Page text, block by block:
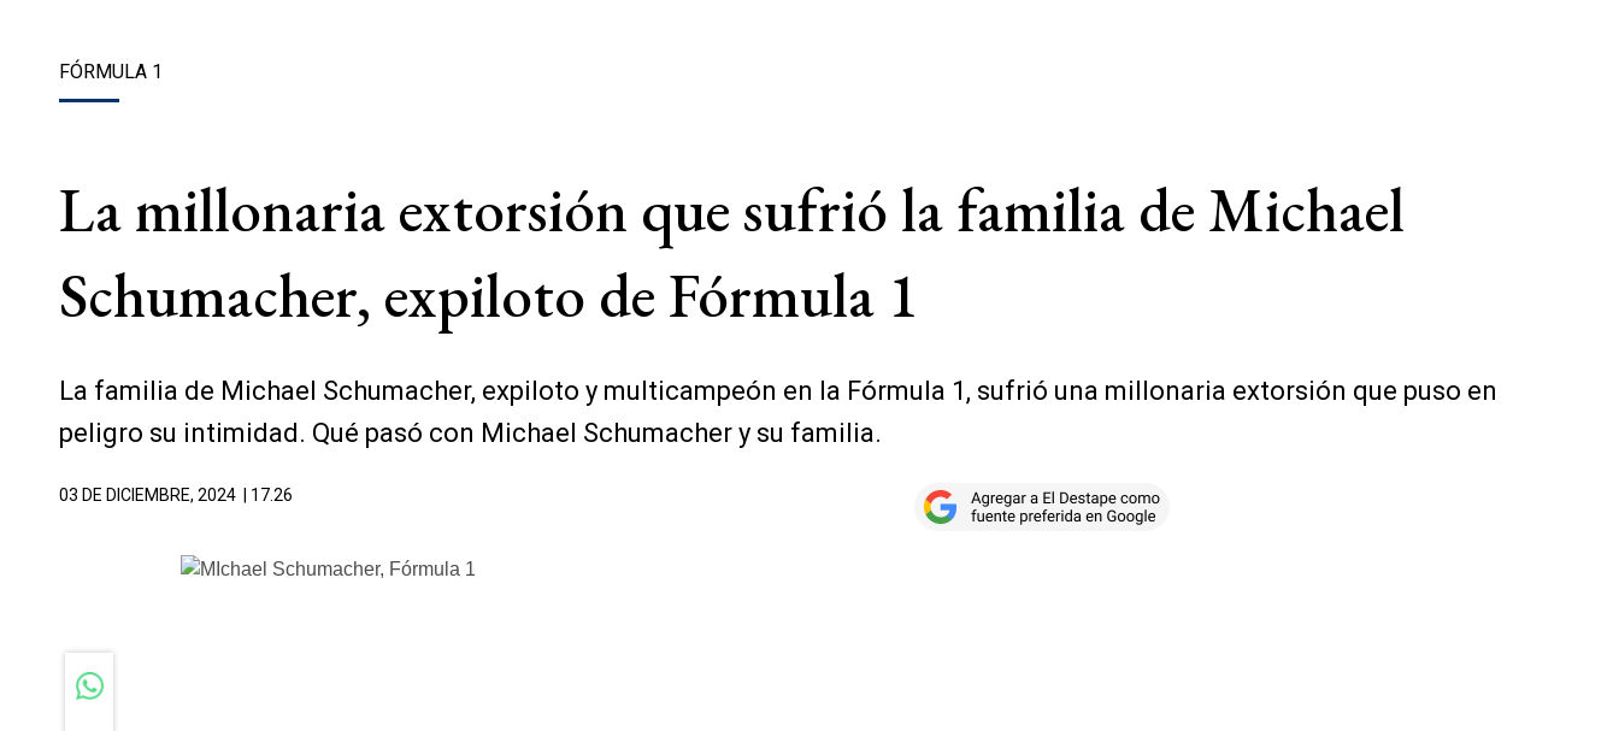
FÓRMULA 1
La millonaria extorsión que sufrió la familia de Michael
Schumacher, expiloto de Fórmula 1
La familia de Michael Schumacher, expiloto y multicampeón en la Fórmula 1, sufrió una millonaria extorsión que puso en
peligro su intimidad. Qué pasó con Michael Schumacher y su familia.
03 DE DICIEMBRE, 2024 | 17.26